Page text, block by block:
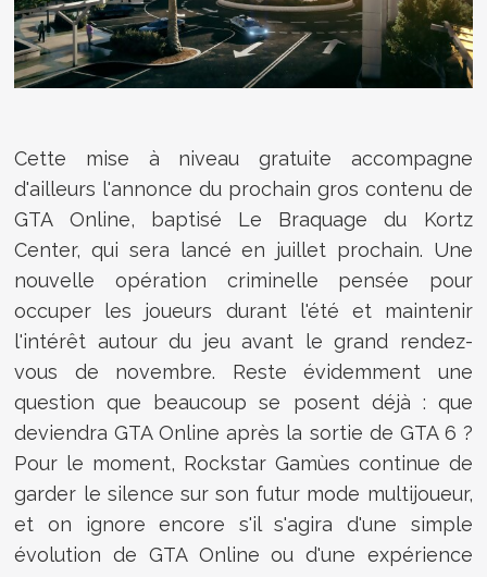
Cette mise à niveau gratuite accompagne
d'ailleurs l'annonce du prochain gros contenu de
GTA Online, baptisé Le Braquage du Kortz
Center, qui sera lancé en juillet prochain. Une
nouvelle opération criminelle pensée pour
occuper les joueurs durant l'été et maintenir
l'intérêt autour du jeu avant le grand rendez-
vous de novembre. Reste évidemment une
question que beaucoup se posent déjà : que
deviendra GTA Online après la sortie de GTA 6 ?
Pour le moment, Rockstar Gamùes continue de
garder le silence sur son futur mode multijoueur,
et on ignore encore s'il s'agira d'une simple
évolution de GTA Online ou d'une expérience